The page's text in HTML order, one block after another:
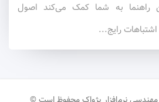
راهنما به شما کمک می‌کند اصول
رایج...